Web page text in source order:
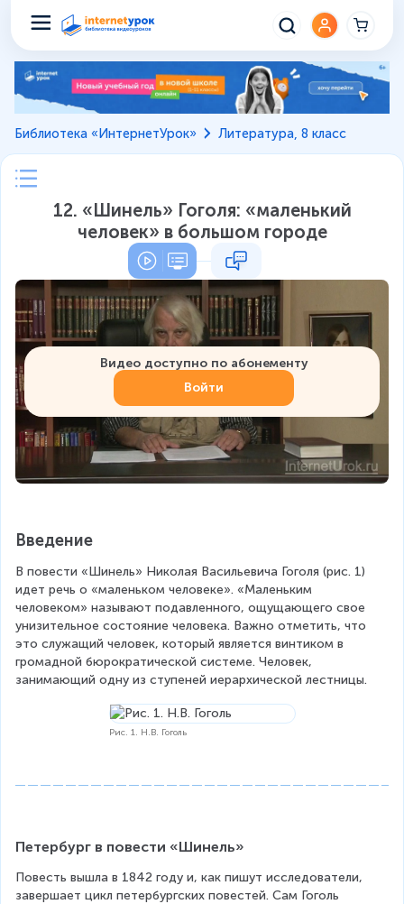
Библиотека «ИнтернетУрок» Литература, 8 класс
12. «Шинель» Гоголя: «маленький
человек» в большом городе
Видео доступно по абонементу
Войти
Введение
В повести «Шинель» Николая Васильевича Гоголя (рис. 1)
идет речь о «маленьком человеке». «Маленьким
человеком» называют подавленного, ощущающего свое
унизительное состояние человека. Важно отметить, что
это служащий человек, который является винтиком в
громадной бюрократической системе. Человек,
занимающий одну из ступеней иерархической лестницы.
Рис. 1. Н.В. Гоголь
Петербург в повести «Шинель»
Повесть вышла в 1842 году и, как пишут исследователи,
завершает цикл петербургских повестей. Сам Гоголь